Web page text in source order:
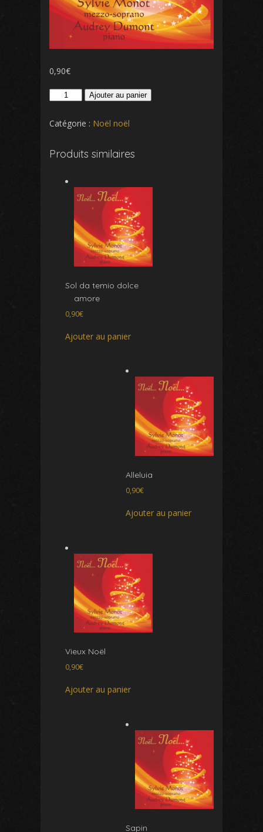
0,90€
quantité
Mon
Ajouter au panier
Catégorie : Noël noël
Produits similaires
Sol da temio dolce
amore
0,90€
Ajouter au panier
Alleluia
0,90€
Ajouter au panier
Vieux Noël
0,90€
Ajouter au panier
Sapin